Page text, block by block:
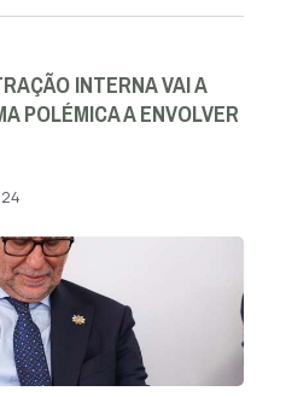
INTERNA VAI A
POLÉMICA A ENVOLVER